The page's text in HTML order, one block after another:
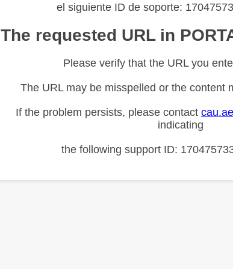
el siguiente ID de soporte:
The requested URL in
Please verify that the URL you
The URL may be misspelled or the content
If the problem persists, please contact
indicating
the following support ID: